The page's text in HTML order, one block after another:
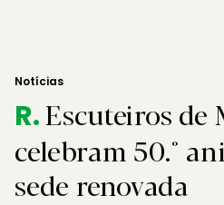
Notícias
R.Escuteiros de
celebram 50.°
sede renovada